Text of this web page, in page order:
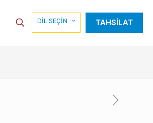
DİL SEÇİN TAHSİLAT